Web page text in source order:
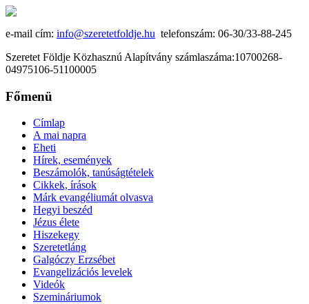
e-mail cím: info@szeretetfoldje.hu telefonszám: 06-30/33-88-245
Szeretet Földje Közhasznú Alapítvány számlaszáma:10700268-
04975106-51100005
Főmenü
Címlap
A mai napra
Eheti
Hírek, események
Beszámolók, tanúságtételek
Cikkek, írások
Márk evangéliumát olvasva
Hegyi beszéd
Jézus élete
Hiszekegy
Szeretetláng
Galgóczy Erzsébet
Evangelizációs levelek
Videók
Szemináriumok